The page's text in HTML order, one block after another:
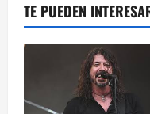
TE PUEDEN